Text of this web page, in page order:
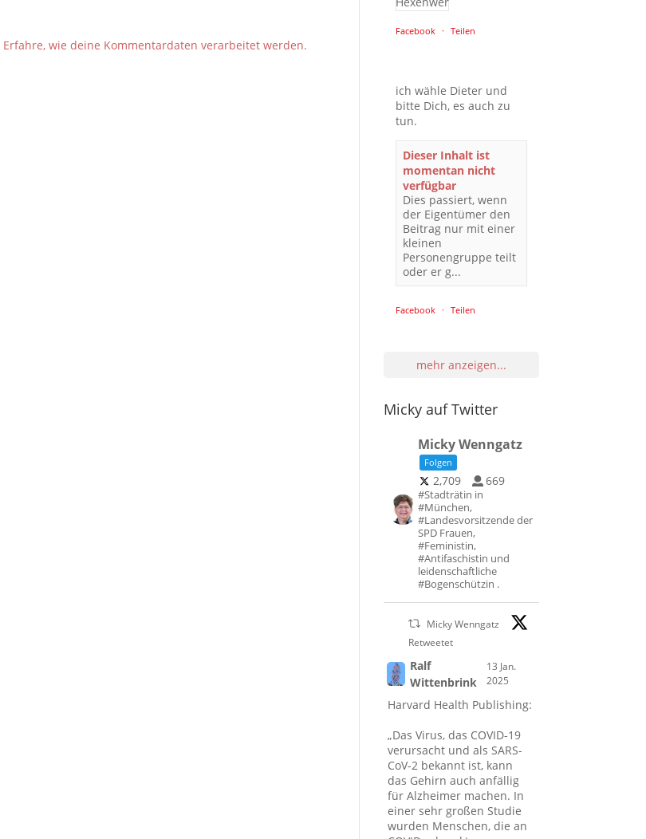
Erfahre, wie deine Kommentardaten verarbeitet werden.
Facebook · Teilen
ich wähle Dieter und
bitte Dich, es auch zu
tun.
Dieser Inhalt ist
momentan nicht
verfügbar
Dies passiert, wenn
der Eigentümer den
Beitrag nur mit einer
kleinen
Personengruppe teilt
oder er g...
Facebook · Teilen
mehr anzeigen...
Micky auf Twitter
Micky Wenngatz
Folgen
2,709 669
#Stadträtin in
#München,
#Landesvorsitzende der
SPD Frauen,
#Feministin,
#Antifaschistin und
leidenschaftliche
#Bogenschützin .
Micky Wenngatz
Retweetet
Ralf
Wittenbrink
13 Jan.
2025
Harvard Health Publishing:
„Das Virus, das COVID-19
verursacht und als SARS-
CoV-2 bekannt ist, kann
das Gehirn auch anfällig
für Alzheimer machen. In
einer sehr großen Studie
wurden Menschen, die an